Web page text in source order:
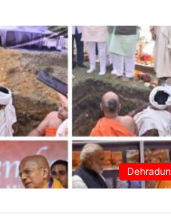
Dehradun